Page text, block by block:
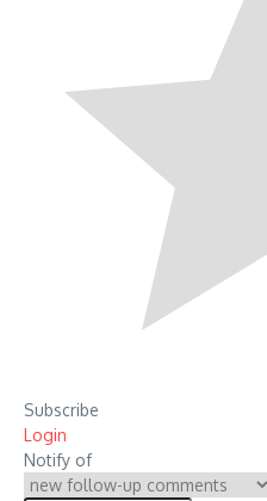
Subscribe
Login
Notify of